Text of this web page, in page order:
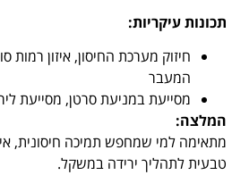
תכונות עיקריות:
חיזוק מערכת החיסון, איזון רמות
המעבר
מסייעת במניעת סרטן, מסייעת
המלצה:
מתאימה למי שמחפש תמיכה חיסונית,
טבעית לתהליך ירידה במשקל.